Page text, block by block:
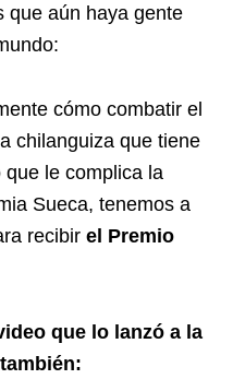
que aún haya gente
cómo combatir el
chilanguiza que tiene
le complica la
Sueca, tenemos a
recibir el Premio
que lo lanzó a la